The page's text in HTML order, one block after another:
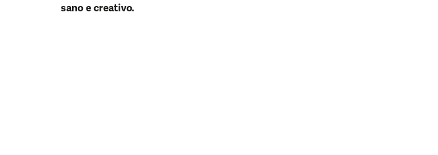
sano e creativo.